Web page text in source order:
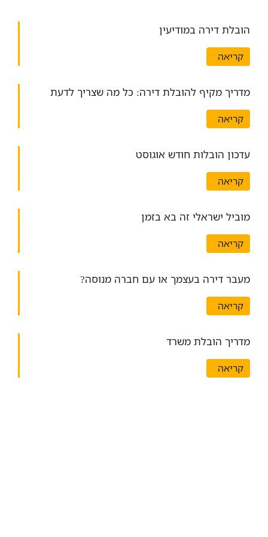
הובלת דירה במודיעין
קריאה
מדריך מקיף להובלת דירה: כל מה שצריך לדעת
קריאה
עדכון הובלות חודש אוגוסט
קריאה
מוביל ישראלי זה בא בזמן
קריאה
מעבר דירה בעצמך או עם חברה מנוסה?
קריאה
מדריך הובלת משרד
קריאה